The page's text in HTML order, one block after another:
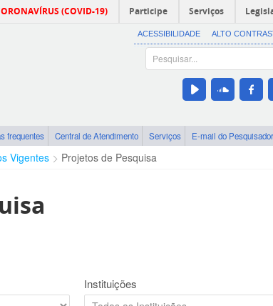
(COVID-19) Participe Serviços
ACESSIBILIDADE ALTO
frequentes Central de Atendimento Serviços E-mail do Pesquisador
Vigentes Projetos de Pesquisa
Instituições